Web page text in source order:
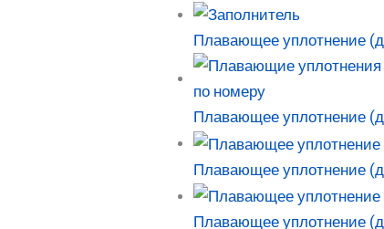
Плавающее уплотнение
Плавающее уплотнение
Плавающее уплотнение
Плавающее уплотнение